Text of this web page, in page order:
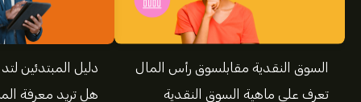
السوق النقدية مقابلسوق رأس المال
تعرف على ماهية السوق النقدية
دليل المبتدئين
هل تريد معرفة